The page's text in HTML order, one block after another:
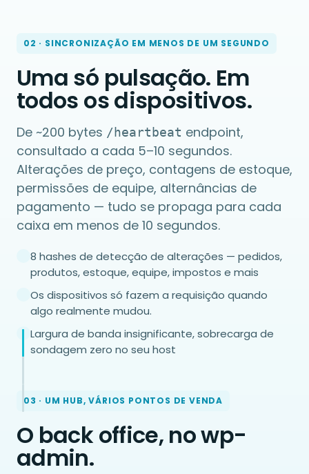
02 · SINCRONIZAÇÃO EM MENOS DE UM SEGUNDO
Uma só pulsação. Em
todos os dispositivos.
De ~200 bytes /heartbeat endpoint,
consultado a cada 5–10 segundos.
Alterações de preço, contagens de estoque,
permissões de equipe, alternâncias de
pagamento — tudo se propaga para cada
caixa em menos de 10 segundos.
8 hashes de detecção de alterações — pedidos,
produtos, estoque, equipe, impostos e mais
Os dispositivos só fazem a requisição quando
algo realmente mudou.
Largura de banda insignificante, sobrecarga de
sondagem zero no seu host
03 · UM HUB, VÁRIOS PONTOS DE VENDA
O back office, no wp-
admin.